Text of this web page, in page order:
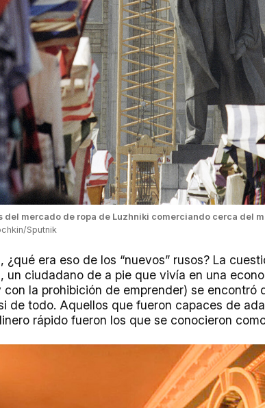
del mercado de ropa de Luzhniki comerciando cerca del
Sputnik
¿qué era eso de los “nuevos” rusos? La
un ciudadano de a pie que vivía en una
con la prohibición de emprender) se encontró
de todo. Aquellos que fueron capaces de
rápido fueron los que se conocieron